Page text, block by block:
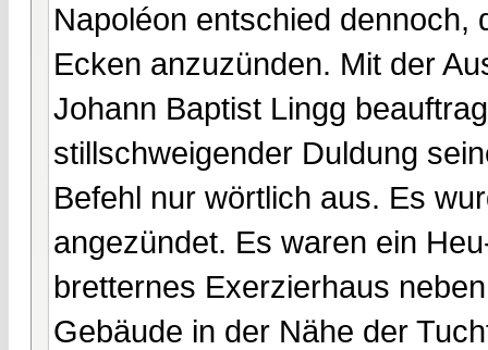
Napoléon entschied dennoch,
Ecken anzuzünden. Mit der
Johann Baptist Lingg
stillschweigender Duldung
Befehl nur wörtlich aus. Es
angezündet. Es waren ein
bretternes Exerzierhaus
Gebäude in der Nähe der